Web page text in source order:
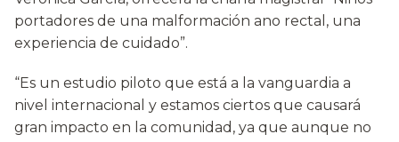
portadores de una malformación ano rectal, una
experiencia de cuidado”.
“Es un estudio piloto que está a la vanguardia a
nivel internacional y estamos ciertos que causará
gran impacto en la comunidad, ya que aunque no